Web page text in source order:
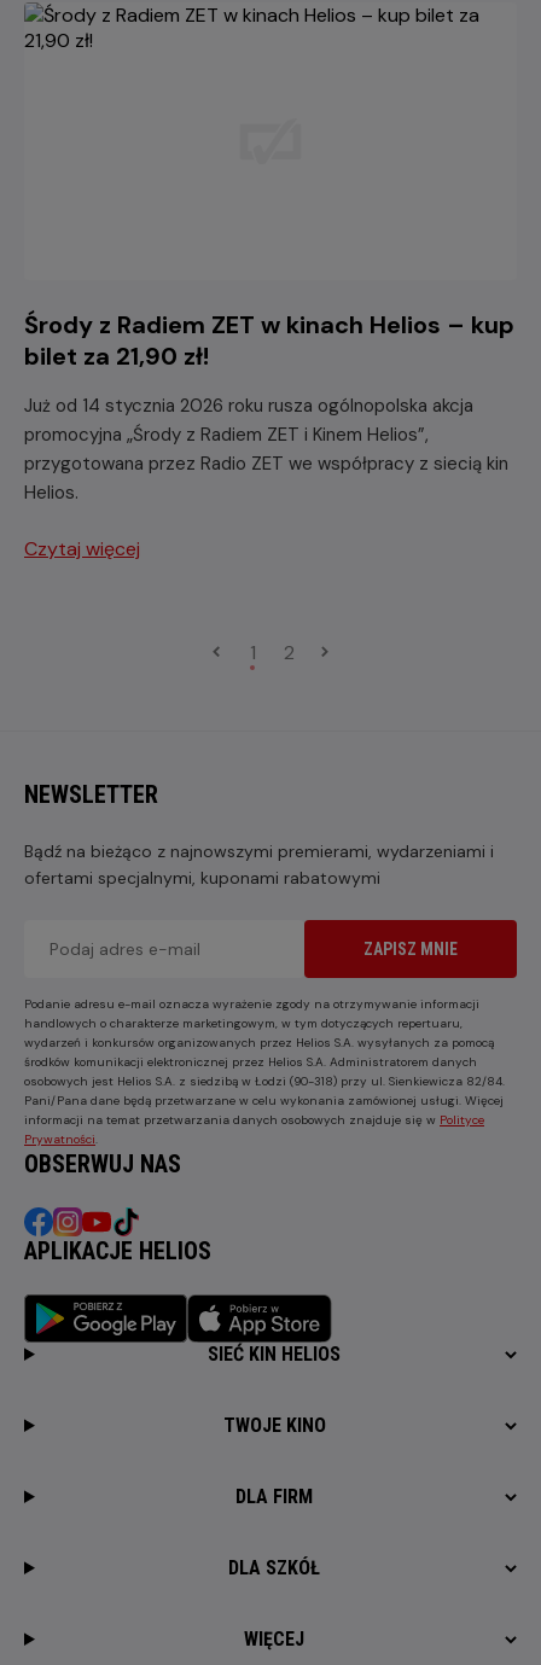
Środy z Radiem ZET w kinach Helios – kup
bilet za 21,90 zł!
Już od 14 stycznia 2026 roku rusza ogólnopolska akcja
promocyjna „Środy z Radiem ZET i Kinem Helios”,
przygotowana przez Radio ZET we współpracy z siecią kin
Helios.
Czytaj więcej
1 2
NEWSLETTER
Bądź na bieżąco z najnowszymi premierami, wydarzeniami i
ofertami specjalnymi, kuponami rabatowymi
ZAPISZ MNIE
Podanie adresu e-mail oznacza wyrażenie zgody na otrzymywanie informacji
handlowych o charakterze marketingowym, w tym dotyczących repertuaru,
wydarzeń i konkursów organizowanych przez Helios S.A. wysyłanych za pomocą
środków komunikacji elektronicznej przez Helios S.A. Administratorem danych
osobowych jest Helios S.A. z siedzibą w Łodzi (90-318) przy ul. Sienkiewicza 82/84.
Pani/Pana dane będą przetwarzane w celu wykonania zamówionej usługi. Więcej
informacji na temat przetwarzania danych osobowych znajduje się w Polityce
Prywatności.
OBSERWUJ NAS
APLIKACJE HELIOS
SIEĆ KIN HELIOS
TWOJE KINO
DLA FIRM
DLA SZKÓŁ
WIĘCEJ